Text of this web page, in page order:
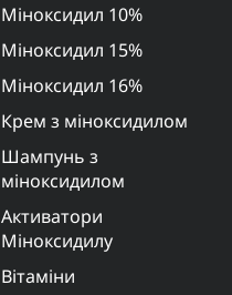
Міноксидил 10%
Міноксидил 15%
Міноксидил 16%
Крем з міноксидилом
Шампунь з
міноксидилом
Активатори
Міноксидилу
Вітаміни